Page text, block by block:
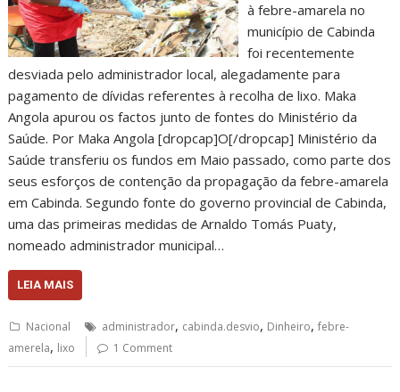
à febre-amarela no
município de Cabinda
foi recentemente
desviada pelo administrador local, alegadamente para
pagamento de dívidas referentes à recolha de lixo. Maka
Angola apurou os factos junto de fontes do Ministério da
Saúde. Por Maka Angola [dropcap]O[/dropcap] Ministério da
Saúde transferiu os fundos em Maio passado, como parte dos
seus esforços de contenção da propagação da febre-amarela
em Cabinda. Segundo fonte do governo provincial de Cabinda,
uma das primeiras medidas de Arnaldo Tomás Puaty,
nomeado administrador municipal…
LEIA MAIS
Nacional administrador, cabinda.desvio, Dinheiro,febre-
amerela, lixo 1 Comment